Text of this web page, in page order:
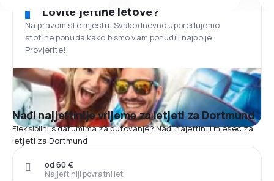
Lovite jeftine letove?
Na pravom ste mjestu. Svakodnevno upoređujemo
stotine ponuda kako bismo vam ponudili najbolje.
Provjerite!
Nađi najjeftinije vrijeme za letjeti za Dortmund
Fleksibilni s datumima za putovanje? Nađi najeftiniji mjesec za
letjeti za Dortmund
Najjeftiniji povratni let
od 60 €